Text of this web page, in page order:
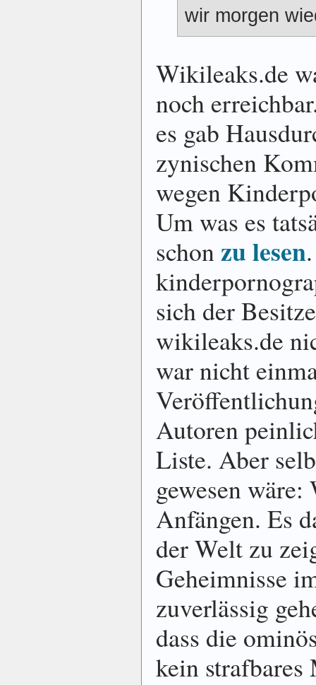
wir morgen
Wikileaks.de
noch
es gab
zynischen
wegen
Um was es
schonzu lesen
sich der
wikileaks.de
war nicht
Autoren
Liste. Aber
gewesen wäre:
Anfängen. Es
der Welt zu
Geheimnisse
zuverlässig
dass die
kein